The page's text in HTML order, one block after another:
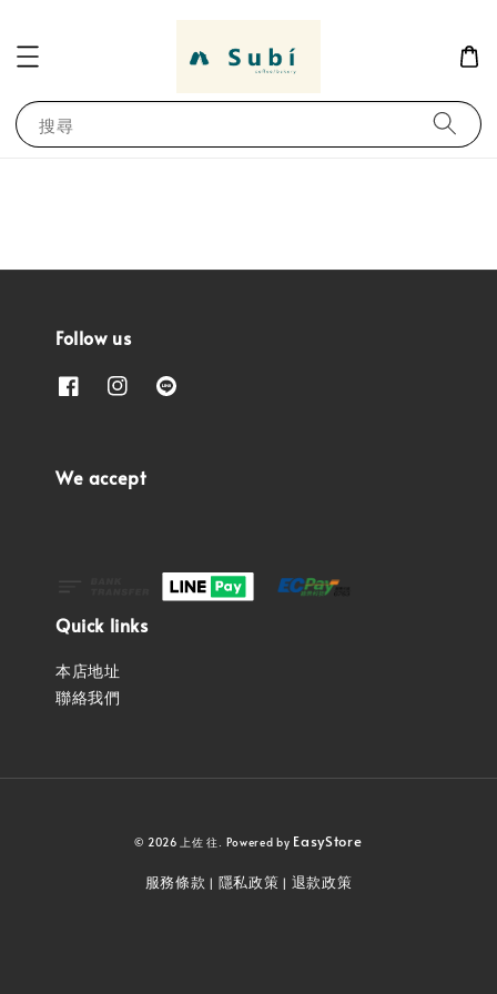
搜尋
Follow us
We accept
Quick links
本店地址
聯絡我們
© 2026 上佐 往. Powered by EasyStore
服務條款 | 隱私政策 | 退款政策